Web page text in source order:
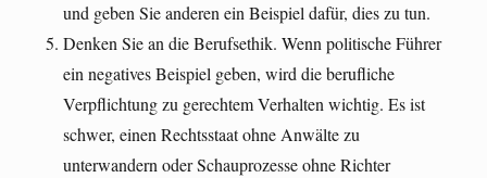
und geben Sie anderen ein Beispiel dafür, dies zu tun.
Denken Sie an die Berufsethik. Wenn politische Führer
ein negatives Beispiel geben, wird die berufliche
Verpflichtung zu gerechtem Verhalten wichtig. Es ist
schwer, einen Rechtsstaat ohne Anwälte zu
unterwandern oder Schauprozesse ohne Richter